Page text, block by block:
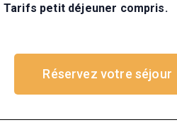
Tarifs petit déjeuner compris.
Réservez votre séjour